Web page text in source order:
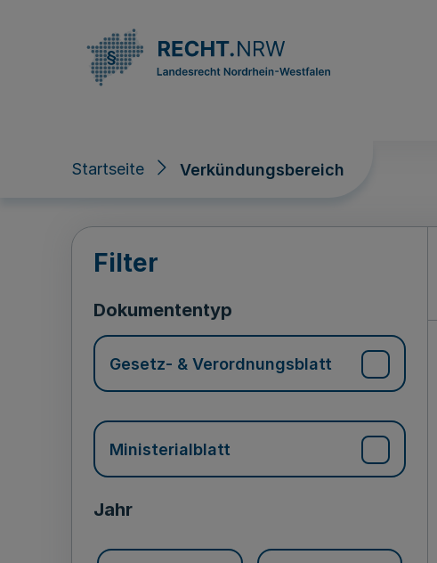
Startseite Verkündungsbereich
Verkündungsbereich
Filter
Dokumententyp
Gesetz- & Verordnungsblatt
Ministerialblatt
Jahr